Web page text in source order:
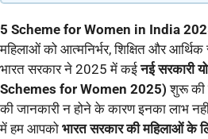
5 Scheme for Women in India
महिलाओं को आत्मनिर्भर, शिक्षित और
भारत सरकार ने 2025 में कईनई सरकारी
Schemes for Women 2025) शुरू की
की जानकारी न होने के कारण इनका लाभ
में हम आपको भारत सरकार की महिलाओं के